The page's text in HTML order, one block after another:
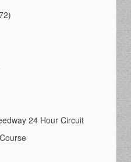
24 Hour Circuit